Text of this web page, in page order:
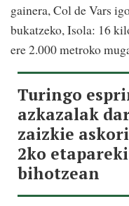
gainera, Col de Vars
bukatzeko, Isola: 16
ere 2.000 metroko
Turingo
azkazalak
zaizkie
2ko
bihotzean